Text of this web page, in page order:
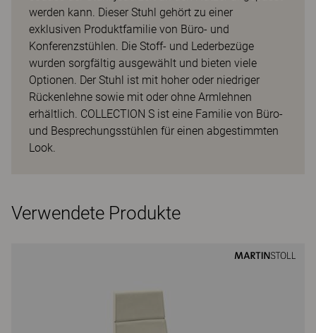
werden kann. Dieser Stuhl gehört zu einer
exklusiven Produktfamilie von Büro- und
Konferenzstühlen. Die Stoff- und Lederbezüge
wurden sorgfältig ausgewählt und bieten viele
Optionen. Der Stuhl ist mit hoher oder niedriger
Rückenlehne sowie mit oder ohne Armlehnen
erhältlich. COLLECTION S ist eine Familie von Büro-
und Besprechungsstühlen für einen abgestimmten
Look.
Verwendete Produkte